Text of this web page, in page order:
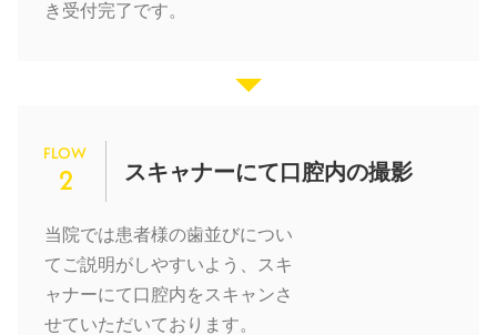
き受付完了です。
FLOW
2 スキャナーにて口腔内の撮影
当院では患者様の歯並びについ
てご説明がしやすいよう、スキ
ャナーにて口腔内をスキャンさ
せていただいております。